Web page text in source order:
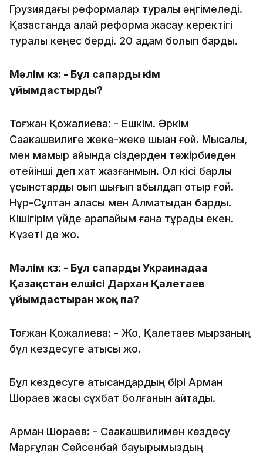
Грузиядағы реформалар туралы әңгімеледі.
Қазақстанда қалай реформа жасау керектігі
туралы кеңес берді. 20 адам болып бардық.
Мәлім кз: - Бұл сапарды кім
ұйымдастырды?
Тоғжан Қожалиева: - Ешкім. Әркім
Саакашвилиге жеке-жеке шыққан ғой. Мысалы,
мен мамыр айында сіздерден тәжірбиеден
өтейінші деп хат жазғанмын. Ол кісі барлық
ұсынстарды оқып шығып қабылдап отыр ғой.
Нұр-Сұлтан қаласы мен Алматыдан бардық.
Кішігірім үйде қарапайым ғана тұрады екен.
Күзеті де жоқ.
Мәлім кз: - Бұл сапарды Украинадаға
Қазақстан елшісі Дархан Қалетаев
ұйымдастырған жоқ па?
Тоғжан Қожалиева: - Жоқ, Қалетаев мырзаның
бұл кездесуге қатысы жоқ.
Бұл кездесуге қатысқандардың бірі Арман
Шораев жақсы сұхбат болғанын айтады.
Арман Шораев: - Саакашвилимен кездесу
Марғұлан Сейсенбай бауырымыздың